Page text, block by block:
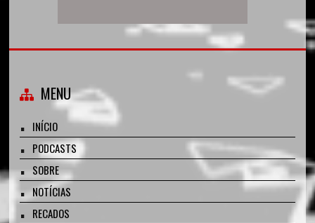
MENU
INÍCIO
PODCASTS
SOBRE
NOTÍCIAS
RECADOS